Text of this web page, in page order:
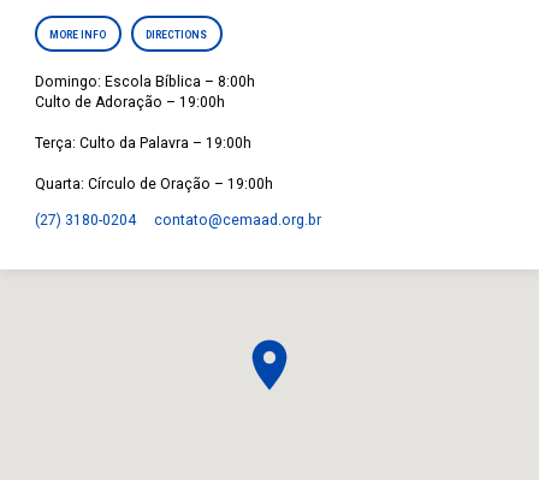
MORE INFO DIRECTIONS
Domingo: Escola Bíblica – 8:00h
Culto de Adoração – 19:00h
Terça: Culto da Palavra – 19:00h
Quarta: Círculo de Oração – 19:00h
(27) 3180-0204 contato​@cemaad.org.br